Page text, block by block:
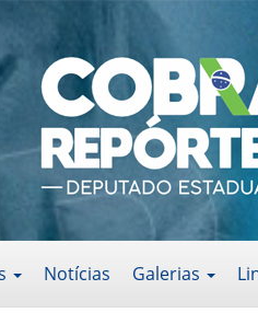
Notícias Galerias